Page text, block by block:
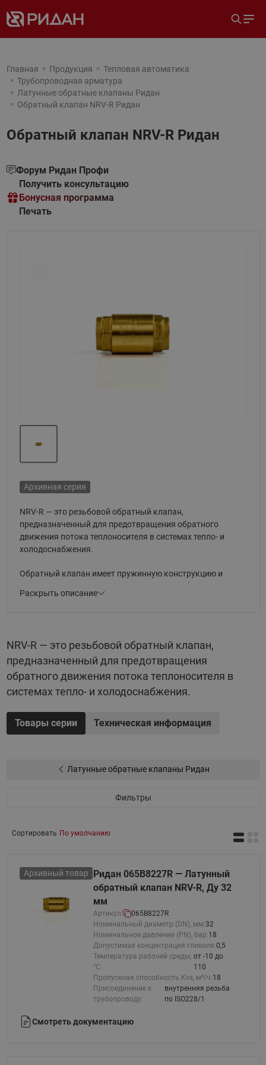
Главная Продукция
Тепловая автоматика
Трубопроводная арматура
Латунные обратные клапаны Ридан
Обратный клапан NRV-R Ридан
Обратный клапан NRV-R Ридан
Форум Ридан Профи
Получить консультацию
Бонусная программа
Печать
Архивная серия
NRV-R — это резьбовой обратный клапан,
предназначенный для предотвращения обратного
движения потока теплоносителя в системах тепло- и
холодоснабжения.
Обратный клапан имеет пружинную конструкцию и
мягкое уплотнение затвора, за счет чего обеспечивается
максимальная герметичность.
смеси до 50 % с температурой до 110 °С.
Раскрыть описание
NRV-R — это резьбовой обратный клапан,
предназначенный для предотвращения
обратного движения потока теплоносителя в
системах тепло- и холодоснабжения.
Товары серии Техническая информация
Латунные обратные клапаны Ридан
Фильтры
Сортировать По умолчанию
Архивный товар
Ридан 065B8227R — Латунный
обратный клапан NRV-R, Ду 32
мм
Артикул:
065B8227R
Номинальный диаметр (DN), мм:32
Номинальное давление (PN), бар:18
Допустимая концентрация гликоля:0,5
Температура рабочей среды,
°С:
от -10 до
110
Пропускная способность Kvs, м³/ч:18
Присоединение к
трубопроводу:
внутренняя резьба
по ISO228/1
Смотреть документацию